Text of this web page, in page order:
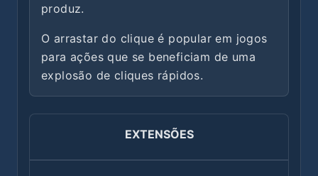
produz.
O arrastar do clique é popular em jogos
para ações que se beneficiam de uma
explosão de cliques rápidos.
EXTENSÕES